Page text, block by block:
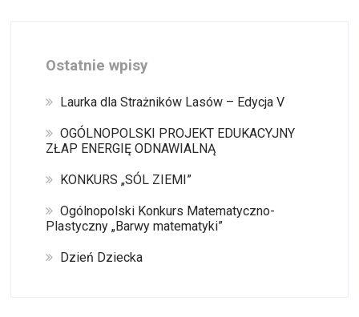
Ostatnie wpisy
Laurka dla Strażników Lasów – Edycja V
OGÓLNOPOLSKI PROJEKT EDUKACYJNY
ZŁAP ENERGIĘ ODNAWIALNĄ
KONKURS „SÓL ZIEMI”
Ogólnopolski Konkurs Matematyczno-
Plastyczny „Barwy matematyki”
Dzień Dziecka